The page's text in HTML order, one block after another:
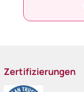
Zertifizierungen